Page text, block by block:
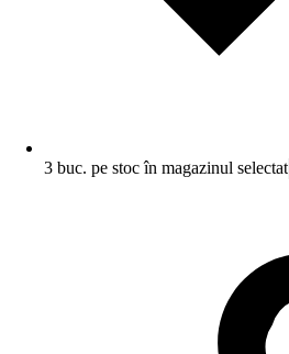
3 buc. pe stoc în magazinul selectat